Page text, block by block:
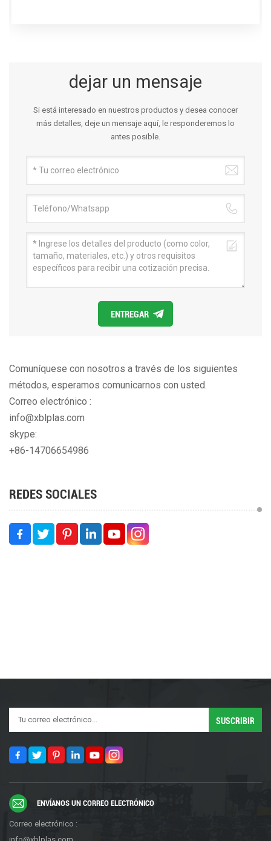
dejar un mensaje
Si está interesado en nuestros productos y desea conocer
más detalles, deje un mensaje aquí, le responderemos lo
antes posible.
ENTREGAR
Comuníquese con nosotros a través de los siguientes
métodos, esperamos comunicarnos con usted.
Correo electrónico :
info@xblplas.com
skype:
+86-14706654986
REDES SOCIALES
ENVÍANOS UN CORREO ELECTRÓNICO
Correo electrónico :